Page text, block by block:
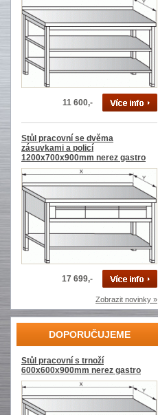
11 600,-
Stůl pracovní se dvěma
zásuvkami a policí
1200x700x900mm nerez gastro
17 699,-
Zobrazit novinky »
DOPORUČUJEME
Stůl pracovní s trnoží
600x600x900mm nerez gastro